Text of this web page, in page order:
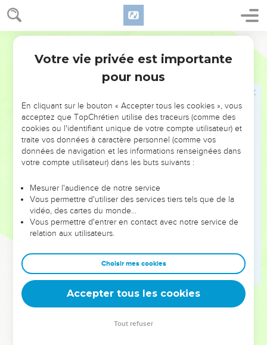
Romains 16
22 C’est moi, Tertius, qui écris cette lettre. Je vous salue
dans le Seigneur qui nous unit.
réunit dans sa maison. Éraste, le trésorier de la ville, vous
salue ainsi que Quartus, notre frère.
Louange finale
Rendons gloire à Dieu ! Il a le pouvoir de vous rendre forts
par la Bonne Nouvelle que j’apporte en annonçant Jésus-
mystère caché depuis toujours
et qui, maintenant, a été mis en pleine lumière. Alors tous
les peuples qui ne sont pas juifs peuvent le connaître par les
livres des prophètes. Le Dieu qui existe depuis toujours a
lui obéissent.
Rendons gloire à Dieu, le seul qui possède la sagesse ! À
lui la gloire par Jésus-Christ, pour toujours ! Amen !
© Société biblique française – Bibli’O, 2000, avec autorisation. Pour vous procurer
Votre vie privée est importante
pour nous
En cliquant sur le bouton « Accepter tous les cookies », vous
acceptez que TopChrétien utilise des traceurs (comme des
cookies ou l'identifiant unique de votre compte utilisateur) et
traite vos données à caractère personnel (comme vos
données de navigation et les informations renseignées dans
votre compte utilisateur) dans les buts suivants :
Mesurer l'audience de notre service
Vous permettre d'utiliser des services tiers tels que de la
vidéo, des cartes du monde…
Vous permettre d'entrer en contact avec notre service de
relation aux utilisateurs.
Choisir mes cookies
Accepter tous les cookies
Tout refuser